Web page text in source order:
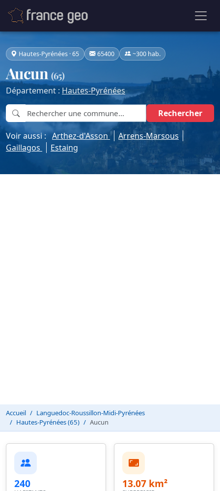
Hautes-Pyrénées · 65 65400 ~300 hab.
Aucun(65)
Département : Hautes-Pyrénées
Rechercher
Voir aussi : Arthez-d'Asson
Arrens-Marsous
Gaillagos
Estaing
Accueil
Languedoc-Roussillon-Midi-Pyrénées
Hautes-Pyrénées (65)
Aucun
240 13.07 km²